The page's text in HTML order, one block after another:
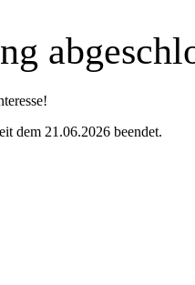
dem 21.06.2026 beendet.